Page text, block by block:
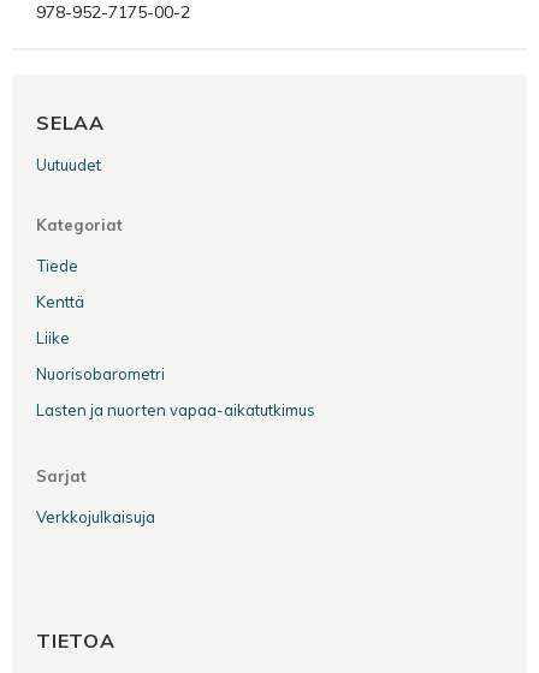
978-952-7175-00-2
SELAA
Uutuudet
Kategoriat
Tiede
Kenttä
Liike
Nuorisobarometri
Lasten ja nuorten vapaa-aikatutkimus
Sarjat
Verkkojulkaisuja
TIETOA